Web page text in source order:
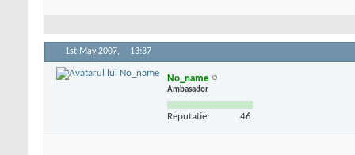
1st May 2007, 13:37
No_name
Ambasador
Reputatie: 46